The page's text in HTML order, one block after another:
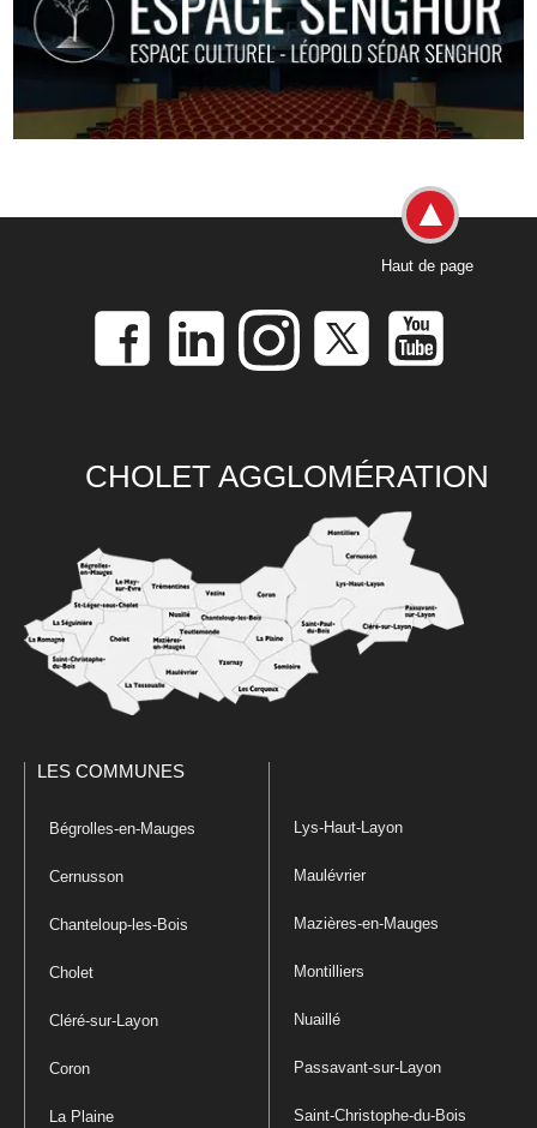
Haut de page
CHOLET AGGLOMÉRATION
LES COMMUNES
Bégrolles-en-Mauges
Cernusson
Chanteloup-les-Bois
Cholet
Cléré-sur-Layon
Coron
La Plaine
Lys-Haut-Layon
Maulévrier
Mazières-en-Mauges
Montilliers
Nuaillé
Passavant-sur-Layon
Saint-Christophe-du-Bois